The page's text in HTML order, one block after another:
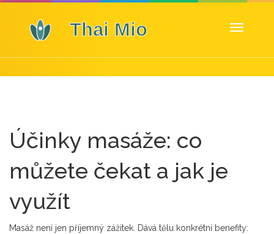
Zobrazit
Účinky masáže: co
můžete čekat a jak je
využít
Masáž není jen příjemný zážitek. Dává tělu konkrétní benefity: